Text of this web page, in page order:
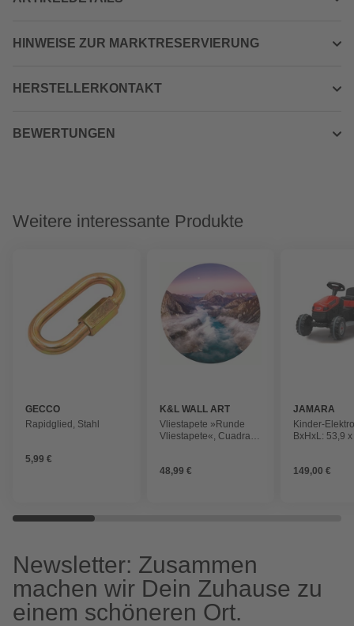
HINWEISE ZUR MARKTRESERVIERUNG
HERSTELLERKONTAKT
BEWERTUNGEN
Weitere interessante Produkte
GECCO
Rapidglied, Stahl
5,99 €
K&L WALL ART
Vliestapete »Runde
Vliestapete«, Cuadrado
48,99 €
JAMARA
Kinder-
BxHxL: 53,9
149,00 €
Newsletter: Zusammen
machen wir Dein Zuhause zu
einem schöneren Ort.